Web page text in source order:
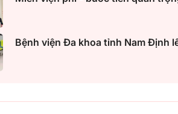
Bệnh viện Đa khoa tỉnh Nam Định